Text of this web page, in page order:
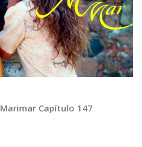
Marimar Capítulo 147